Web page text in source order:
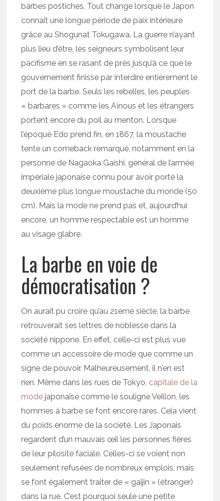
barbes postiches. Tout change lorsque le Japon
connait une longue période de paix intérieure
grâce au Shogunat Tokugawa. La guerre n’ayant
plus lieu d’être, les seigneurs symbolisent leur
pacifisme en se rasant de près jusqu’à ce que le
gouvernement finisse par interdire entièrement le
port de la barbe. Seuls les rebelles, les peuples
« barbares » comme les Aïnous et les étrangers
portent encore du poil au menton. Lorsque
l’époque Edo prend fin, en 1867, la moustache
tente un comeback remarqué, notamment en la
personne de Nagaoka Gaishi, général de l’armée
impériale japonaise connu pour avoir porté la
deuxième plus longue moustache du monde (50
cm). Mais la mode ne prend pas et, aujourd’hui
encore, un homme respectable est un homme
au visage glabre.
La barbe en voie de
démocratisation ?
On aurait pu croire qu’au 21ème siècle, la barbe
retrouverait ses lettres de noblesse dans la
société nippone. En effet, celle-ci est plus vue
comme un accessoire de mode que comme un
signe de pouvoir. Malheureusement, il n’en est
rien. Même dans les rues de Tokyo, capitale de la
mode japonaise comme le souligne Veillon, les
hommes à barbe se font encore rares. Cela vient
du poids énorme de la société. Les Japonais
regardent d’un mauvais œil les personnes fières
de leur pilosité faciale. Celles-ci se voient non
seulement refusées de nombreux emplois, mais
se font également traiter de « gaijin » (étranger)
dans la rue. C’est pourquoi seule une petite